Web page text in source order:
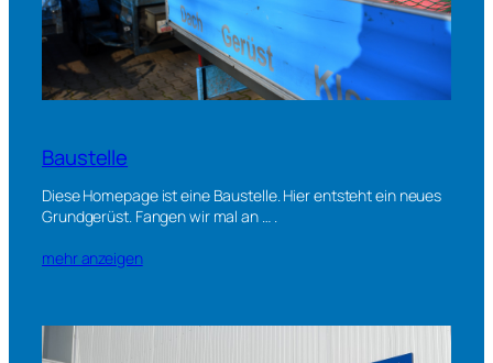
Baustelle
Diese Homepage ist eine Baustelle. Hier entsteht ein neues
Grundgerüst. Fangen wir mal an … .
mehr anzeigen